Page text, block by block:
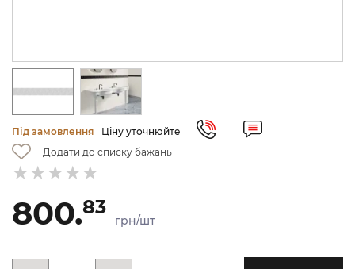
Під замовлення
Ціну уточнюйте
Додати до списку бажань
800.83
грн/шт